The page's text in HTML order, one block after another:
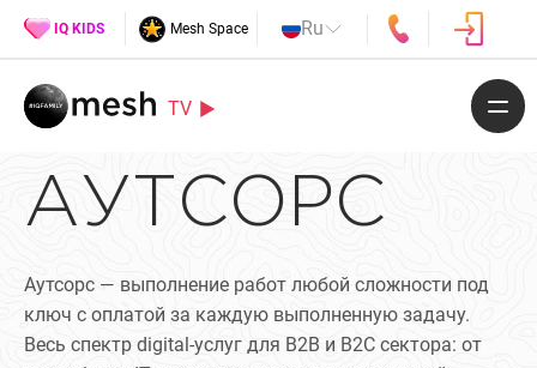
IQ KIDS Mesh Space Ru
TV
АУТСОРС
Аутсорс — выполнение работ любой сложности под
ключ с оплатой за каждую выполненную задачу.
Весь спектр digital-услуг для B2B и B2C сектора: от